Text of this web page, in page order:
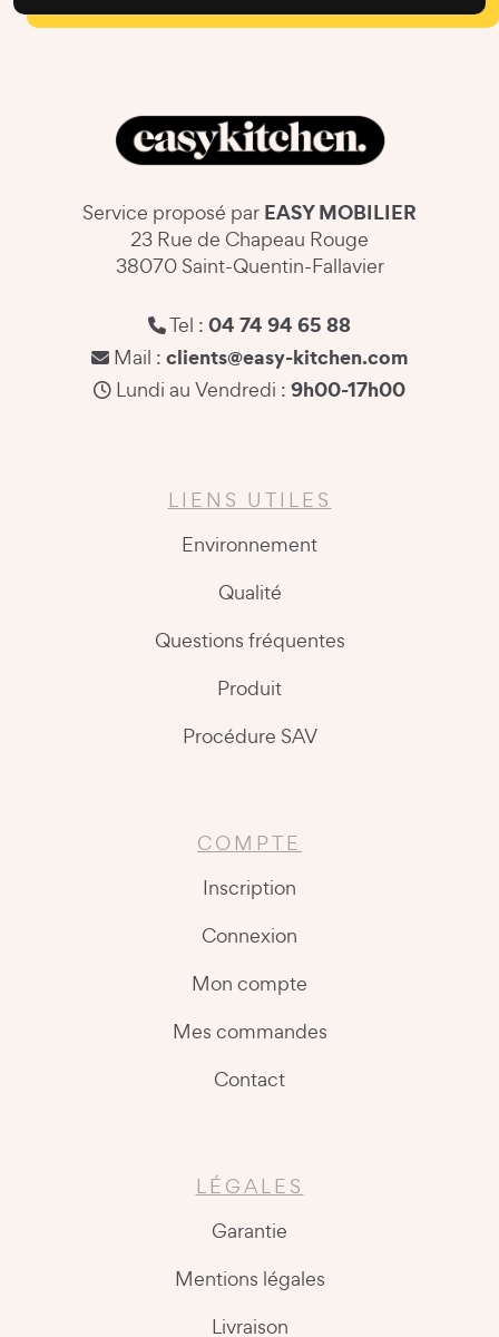
Service proposé par EASY MOBILIER
23 Rue de Chapeau Rouge
38070 Saint-Quentin-Fallavier
Tel : 04 74 94 65 88
Mail : clients@easy-kitchen.com
Lundi au Vendredi : 9h00-17h00
LIENS UTILES
Environnement
Qualité
Questions fréquentes
Produit
Procédure SAV
COMPTE
Inscription
Connexion
Mon compte
Mes commandes
Contact
LÉGALES
Garantie
Mentions légales
Livraison